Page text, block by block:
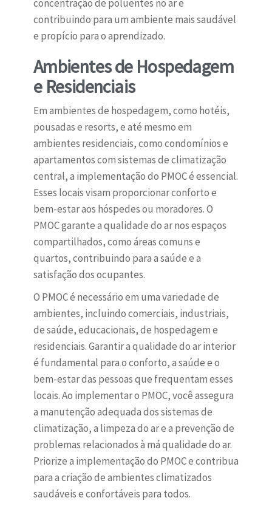
concentração de poluentes no ar e
contribuindo para um ambiente mais saudável
e propício para o aprendizado.
Ambientes de Hospedagem
e Residenciais
Em ambientes de hospedagem, como hotéis,
pousadas e resorts, e até mesmo em
ambientes residenciais, como condomínios e
apartamentos com sistemas de climatização
central, a implementação do PMOC é essencial.
Esses locais visam proporcionar conforto e
bem-estar aos hóspedes ou moradores. O
PMOC garante a qualidade do ar nos espaços
compartilhados, como áreas comuns e
quartos, contribuindo para a saúde e a
satisfação dos ocupantes.
O PMOC é necessário em uma variedade de
ambientes, incluindo comerciais, industriais,
de saúde, educacionais, de hospedagem e
residenciais. Garantir a qualidade do ar interior
é fundamental para o conforto, a saúde e o
bem-estar das pessoas que frequentam esses
locais. Ao implementar o PMOC, você assegura
a manutenção adequada dos sistemas de
climatização, a limpeza do ar e a prevenção de
problemas relacionados à má qualidade do ar.
Priorize a implementação do PMOC e contribua
para a criação de ambientes climatizados
saudáveis e confortáveis para todos.